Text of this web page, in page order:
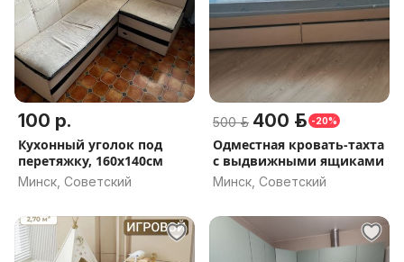
100 р.
Кухонный уголок под
перетяжку, 160х140см
Минск, Советский
500 р. 400 р. -20%
Одместная кровать-тахта
с выдвижными ящиками
Минск, Советский